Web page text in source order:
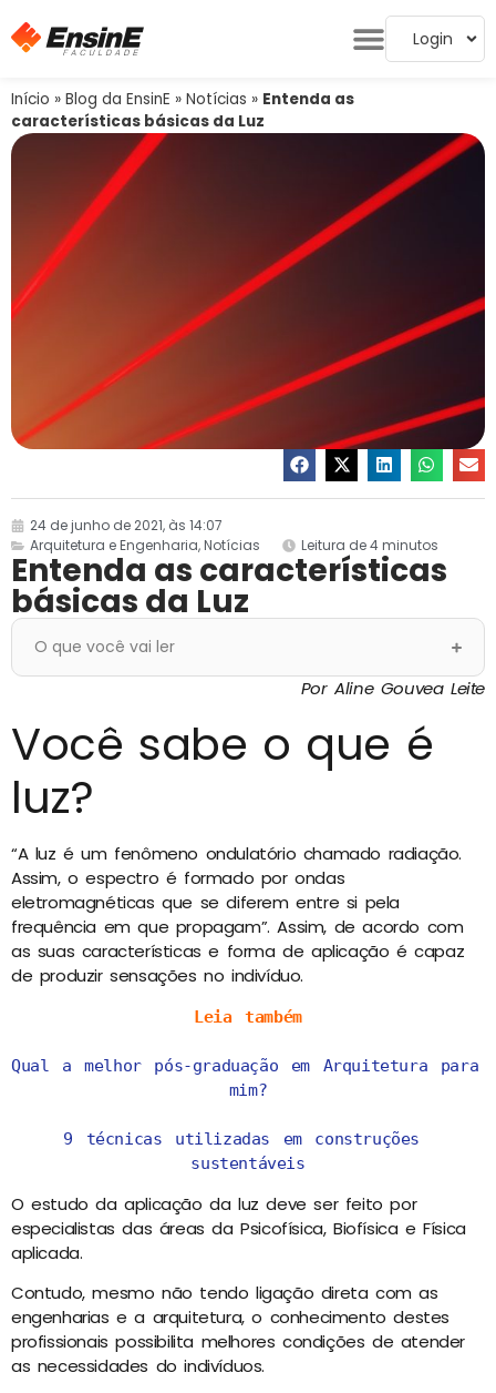
Login
Início » Blog da EnsinE » Notícias » Entenda as
características básicas da Luz
24 de junho de 2021, às 14:07
Arquitetura e Engenharia,Notícias Leitura de 4 minutos
Entenda as características
básicas da Luz
O que você vai ler
Por Aline Gouvea Leite
Você sabe o que é
luz?
“A luz é um fenômeno ondulatório chamado radiação.
Assim, o espectro é formado por ondas
eletromagnéticas que se diferem entre si pela
frequência em que propagam”. Assim, de acordo com
as suas características e forma de aplicação é capaz
de produzir sensações no indivíduo.
Leia também
Qual a melhor pós-graduação em Arquitetura para
mim?
9 técnicas utilizadas em construções
sustentáveis
O estudo da aplicação da luz deve ser feito por
especialistas das áreas da Psicofísica, Biofísica e Física
aplicada.
Contudo, mesmo não tendo ligação direta com as
engenharias e a arquitetura, o conhecimento destes
profissionais possibilita melhores condições de atender
as necessidades do indivíduos.